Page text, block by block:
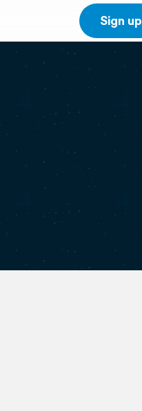
Sign up